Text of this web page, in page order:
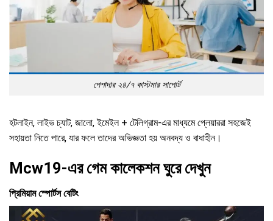
পেশাদার ২৪/৭ কাস্টমার সাপোর্ট
হটলাইন, লাইভ চ্যাট, জালো, ইমেইল + টেলিগ্রাম-এর মাধ্যমে প্লেয়াররা সহজেই
সহায়তা নিতে পারে, যার ফলে তাদের অভিজ্ঞতা হয় অনবদ্য ও বাধাহীন।
Mcw19-এর গেম কালেকশন ঘুরে দেখুন
প্রিমিয়াম স্পোর্টস বেটিং